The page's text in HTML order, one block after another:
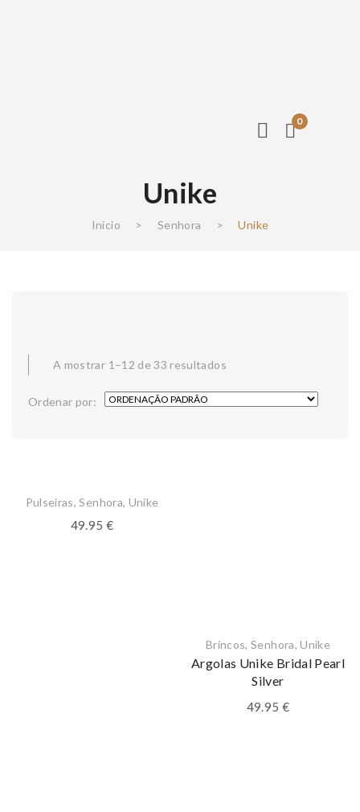
0
Unike
Início > Senhora > Unike
A mostrar 1–12 de 33 resultados
Ordenar por:
Pulseiras,Senhora, Unike
49.95 €
Brincos,Senhora,Unike
Argolas Unike Bridal Pearl
Silver
49.95 €